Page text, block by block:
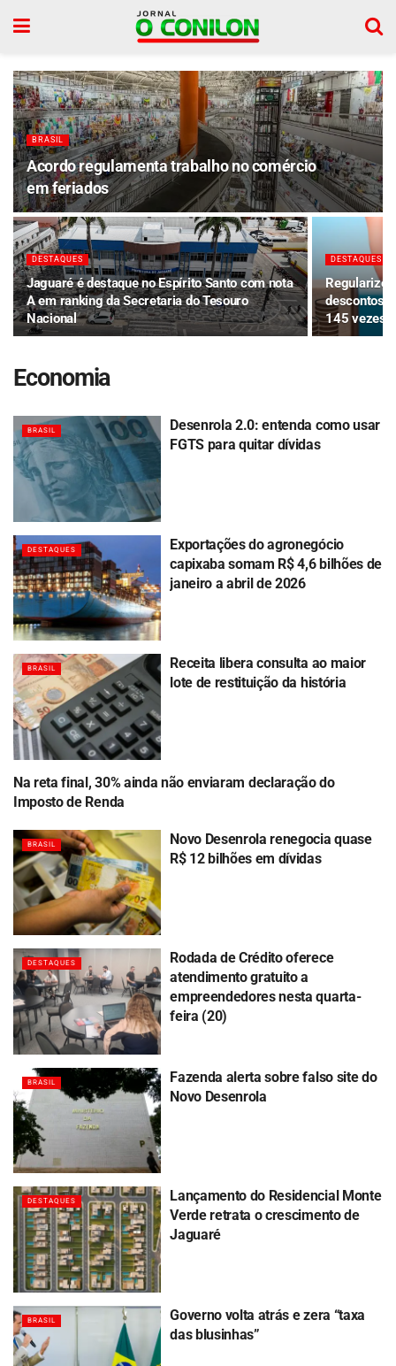
BRASIL
Acordo regulamenta trabalho no comércio
em feriados
DESTAQUES
Jaguaré é destaque no Espírito Santo com nota
A em ranking da Secretaria do Tesouro
Nacional
DESTAQUES
Regularize
descontos
145 vezes
Economia
BRASIL
Desenrola 2.0: entenda como usar
FGTS para quitar dívidas
DESTAQUES
Exportações do agronegócio
capixaba somam R$ 4,6 bilhões de
janeiro a abril de 2026
BRASIL
Receita libera consulta ao maior
lote de restituição da história
BRASIL
Na reta final, 30% ainda não enviaram declaração do
Imposto de Renda
BRASIL
Novo Desenrola renegocia quase
R$ 12 bilhões em dívidas
DESTAQUES
Rodada de Crédito oferece
atendimento gratuito a
empreendedores nesta quarta-
feira (20)
BRASIL
Fazenda alerta sobre falso site do
Novo Desenrola
DESTAQUES
Lançamento do Residencial Monte
Verde retrata o crescimento de
Jaguaré
BRASIL
Governo volta atrás e zera “taxa
das blusinhas”